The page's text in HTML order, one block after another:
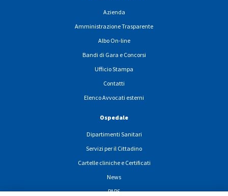
Azienda
Amministrazione Trasparente
Albo On-line
Bandi di Gara e Concorsi
Ufficio Stampa
Contatti
Elenco Avvocati esterni
Ospedale
Dipartimenti Sanitari
Servizi per il Cittadino
Cartelle cliniche e Certificati
News
PARS